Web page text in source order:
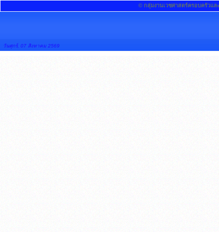
© กลุ่มงานเวชศาสตร์ครอบครัวแล
วันศุกร์, 07 สิงหาคม 2569